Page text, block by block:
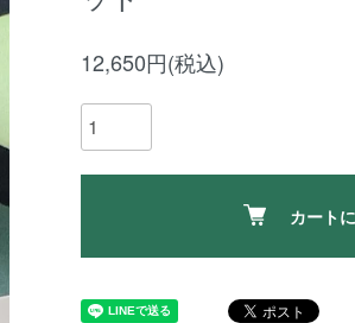
12,650円(税込)
カート